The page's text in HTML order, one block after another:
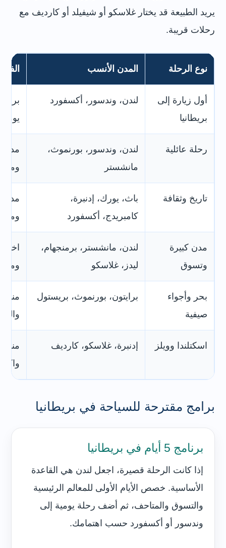
يريد الطبيعة قد يختار غلاسكو أو شيفيلد أو كارديف مع
رحلات قريبة.
نوع الرحلة المدن الأنسب
أول زيارة إلى
بريطانيا
لندن، وندسور، أكسفورد
رحلة عائلية
لندن، وندسور، بورنموث،
مانشستر
مدن
تاريخ وثقافة
باث، يورك، إدنبرة،
كامبريدج، أكسفورد
مدن
مدن كبيرة
وتسوق
لندن، مانشستر، برمنجهام،
ليدز، غلاسكو
بحر وأجواء
صيفية
برايتون، بورنموث، بريستول
اسكتلندا وويلز إدنبرة، غلاسكو، كارديف
برامج مقترحة للسياحة في بريطانيا
برنامج 5 أيام في بريطانيا
إذا كانت الرحلة قصيرة، اجعل لندن هي القاعدة
الأساسية. خصص الأيام الأولى للمعالم الرئيسية
والتسوق والمتاحف، ثم أضف رحلة يومية إلى
وندسور أو أكسفورد حسب اهتمامك.